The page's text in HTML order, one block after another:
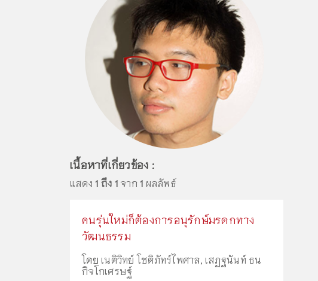
เนื้อหาที่เกี่ยวข้อง :
แสดง1 ถึง 1จาก1 ผลลัพธ์
คนรุ่นใหม่ก็ต้องการอนุรักษ์มรดกทาง
วัฒนธรรม
โดย เนติวิทย์ โชติภัทร์ไพศาล เสฏฐนันท์ ธน
กิจโกเศรษฐ์